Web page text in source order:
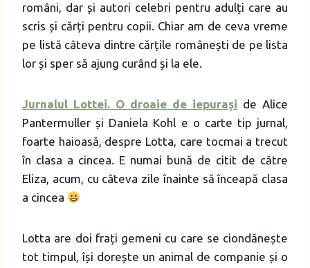
români, dar și autori celebri pentru adulți care au
scris și cărți pentru copii. Chiar am de ceva vreme
pe listă câteva dintre cărțile românești de pe lista
lor și sper să ajung curând și la ele.
Jurnalul Lottei. O droaie de iepurași de Alice
Pantermuller și Daniela Kohl e o carte tip jurnal,
foarte haioasă, despre Lotta, care tocmai a trecut
în clasa a cincea. E numai bună de citit de către
Eliza, acum, cu câteva zile înainte să înceapă clasa
a cincea
Lotta are doi frați gemeni cu care se ciondănește
tot timpul, își dorește un animal de companie și o